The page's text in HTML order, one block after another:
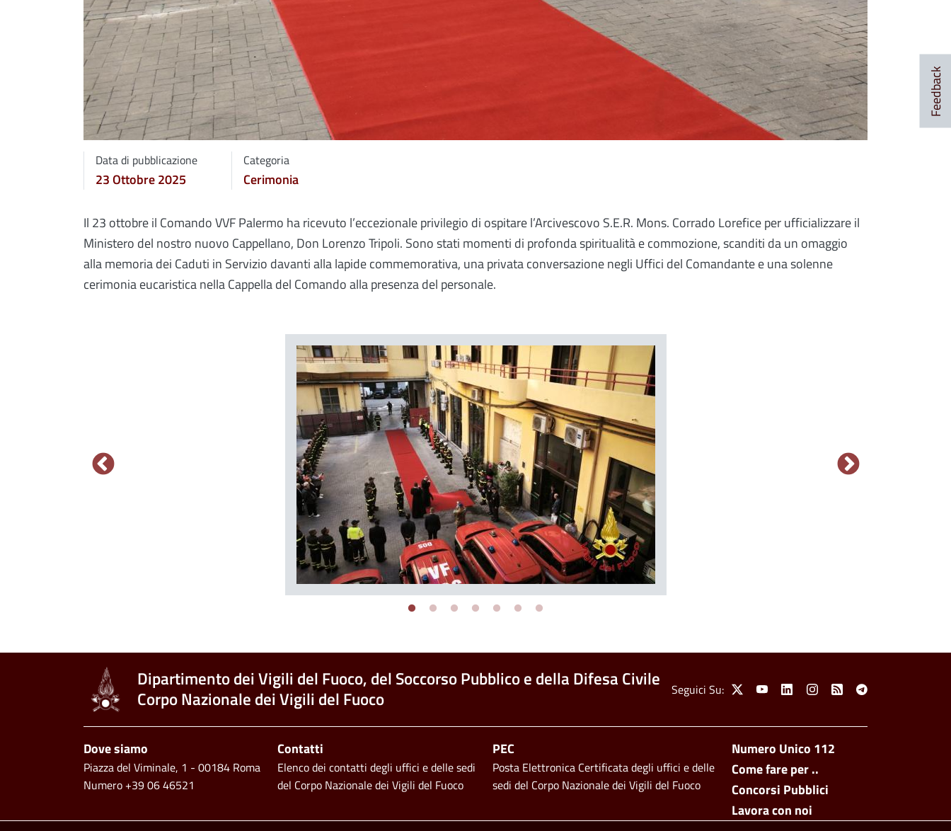
Data di pubblicazione
23 Ottobre 2025
Categoria
Cerimonia
Il 23 ottobre il Comando VVF Palermo ha ricevuto l’eccezionale privilegio di ospitare l’Arcivescovo S.E.R. Mons. Corrado Lorefice per ufficializzare il
Ministero del nostro nuovo Cappellano, Don Lorenzo Tripoli. Sono stati momenti di profonda spiritualità e commozione, scanditi da un omaggio
alla memoria dei Caduti in Servizio davanti alla lapide commemorativa, una privata conversazione negli Uffici del Comandante e una solenne
cerimonia eucaristica nella Cappella del Comando alla presenza del personale.
Feedback
Dipartimento dei Vigili del Fuoco, del Soccorso Pubblico e della Difesa Civile
Corpo Nazionale dei Vigili del Fuoco
Social Menu
Seguici Su: X YoutubeLinkedinInstagram
Feed Telegram
Footer side
Numero Unico 112
Come fare per ..
Concorsi Pubblici
Lavora con noi
Piè di pagina
Dove siamo
Piazza del Viminale, 1 - 00184 Roma
Numero +39 06 46521
Contatti
Elenco dei contatti degli uffici e delle sedi
del Corpo Nazionale dei Vigili del Fuoco
PEC
Posta Elettronica Certificata degli uffici e delle
sedi del Corpo Nazionale dei Vigili del Fuoco